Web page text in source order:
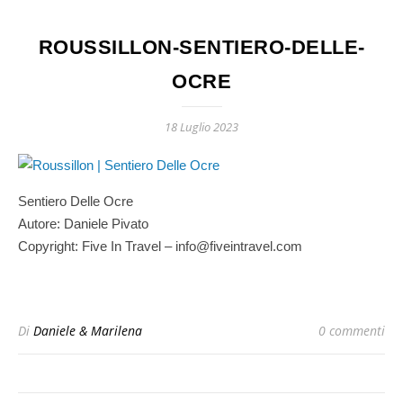
ROUSSILLON-SENTIERO-DELLE-
OCRE
18 Luglio 2023
Sentiero Delle Ocre
Autore: Daniele Pivato
Copyright: Five In Travel – info@fiveintravel.com
Di Daniele & Marilena 0 commenti